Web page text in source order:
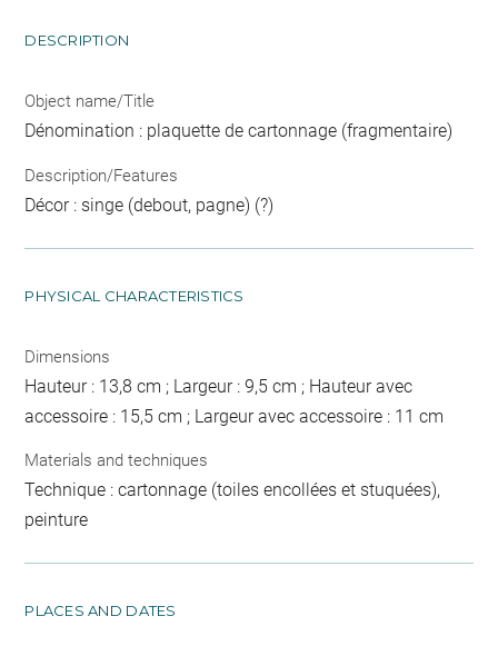
DESCRIPTION
Object name/Title
Dénomination : plaquette de cartonnage (fragmentaire)
Description/Features
Décor : singe (debout, pagne) (?)
PHYSICAL CHARACTERISTICS
Dimensions
Hauteur : 13,8 cm ; Largeur : 9,5 cm ; Hauteur avec
accessoire : 15,5 cm ; Largeur avec accessoire : 11 cm
Materials and techniques
Technique : cartonnage (toiles encollées et stuquées),
peinture
PLACES AND DATES